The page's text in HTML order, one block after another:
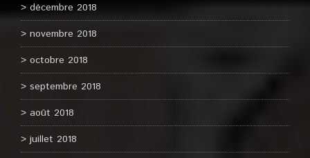
décembre 2018
novembre 2018
octobre 2018
septembre 2018
août 2018
juillet 2018